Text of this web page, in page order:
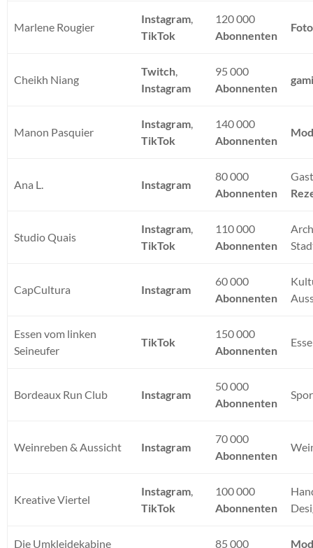
Marlene Rougier
Instagram,
TikTok
120 000
Abonnenten
Cheikh Niang
Twitch,
Instagram
95 000
Abonnenten
Manon Pasquier
Instagram,
TikTok
140 000
Abonnenten
Ana L. Instagram
80 000
Abonnenten
Studio Quais
Instagram,
TikTok
110 000
Abonnenten
CapCultura Instagram
60 000
Abonnenten
Essen vom linken
Seineufer
TikTok
150 000
Abonnenten
Bordeaux Run Club Instagram
50 000
Abonnenten
Weinreben & Aussicht Instagram
70 000
Abonnenten
Kreative Viertel
Instagram,
TikTok
100 000
Abonnenten
Die Umkleidekabine
85 000